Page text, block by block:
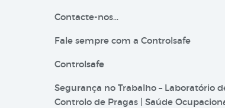
Contacte-nos…
Fale sempre com a Controlsafe
Controlsafe
Segurança no Trabalho – Laboratório
Controlo de Pragas | Saúde